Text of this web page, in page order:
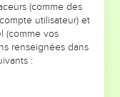
!
ÉVITER LES
doutes, les erreurs
(comme des
utilisateur) et
(comme vos
renseignées dans
: